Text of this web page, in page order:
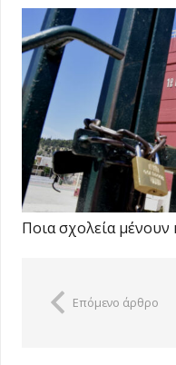
Ποια σχολεία μένουν
Επόμενο άρθρο